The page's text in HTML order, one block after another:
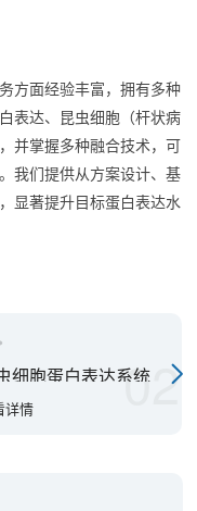
方面经验丰富，拥有多种
表达、昆虫细胞（杆状病
并掌握多种融合技术，可
我们提供从方案设计、基
显著提升目标蛋白表达水
细胞蛋白表达系统
详情 02